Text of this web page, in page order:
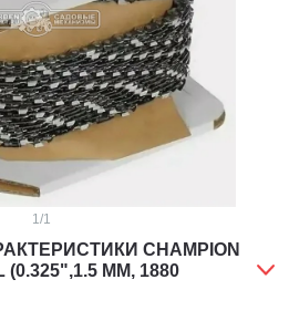
1 /1
CHAMPION
(0.325",1.5 ММ, 1880